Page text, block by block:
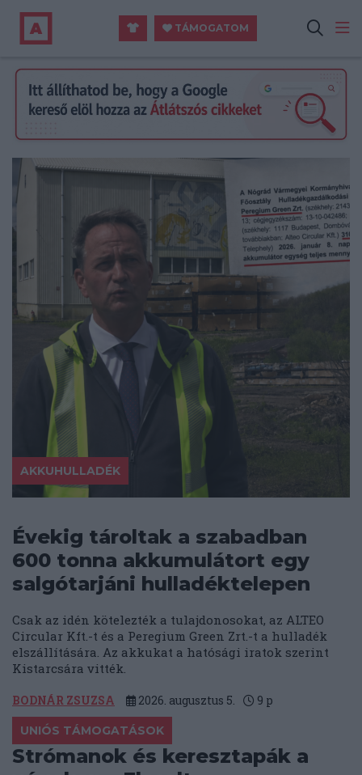
TÁMOGATOM
AKKUHULLADÉK
Évekig tároltak a szabadban
600 tonna akkumulátort egy
salgótarjáni hulladéktelepen
Csak az idén kötelezték a tulajdonosokat, az ALTEO
Circular Kft.-t és a Peregium Green Zrt.-t a hulladék
elszállítására. Az akkukat a hatósági iratok szerint
Kistarcsára vitték.
BODNÁR ZSUZSA 2026. augusztus 5. 9 p
UNIÓS TÁMOGATÁSOK
Strómanok és keresztapák a